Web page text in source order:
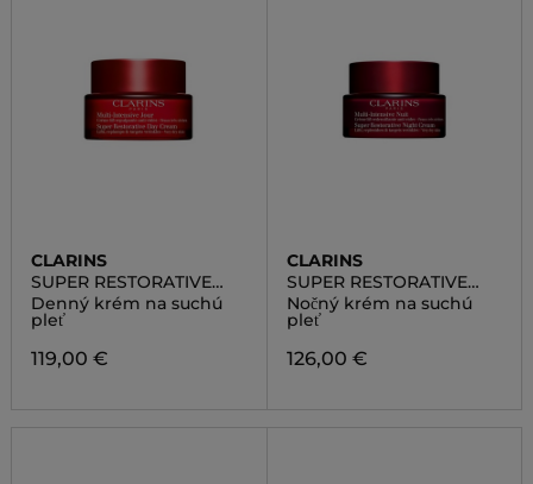
CLARINS
SUPER RESTORATIVE
DAY CREAM VERY DRY
SKIN
Denný krém na suchú
pleť
119,00 €
CLARINS
SUPER RESTORATIVE
NIGHT CREAM VERY DRY
SKIN
Nočný krém na suchú
pleť
126,00 €